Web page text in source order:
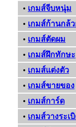
• เกมส์จีบหนุ่ม
• เกมส์ก้านกล้
• เกมส์ตัดผม
• เกมส์ฝึกทักษะ
• เกมส์แต่งตัว
• เกมส์ขายของ
• เกมส์การ์ด
• เกมส์วางระเ